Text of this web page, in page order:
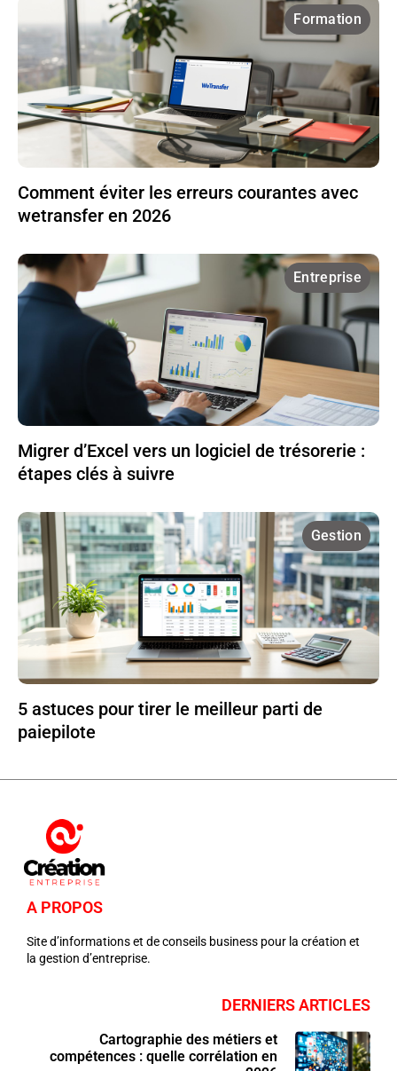
Formation
Comment éviter les erreurs courantes avec
wetransfer en 2026
Entreprise
Migrer d’Excel vers un logiciel de trésorerie :
étapes clés à suivre
Gestion
5 astuces pour tirer le meilleur parti de
paiepilote
A PROPOS
Site d’informations et de conseils business pour la création et
la gestion d’entreprise.
DERNIERS ARTICLES
Cartographie des métiers et
compétences : quelle corrélation en